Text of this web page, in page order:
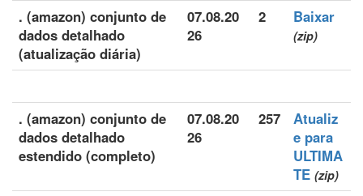
. (amazon) conjunto de
dados detalhado
(atualização diária)
07.08.20
26
2 Baixar
(zip)
. (amazon) conjunto de
dados detalhado
estendido (completo)
07.08.20
26
257
Atualiz
e para
ULTIMA
TE (zip)